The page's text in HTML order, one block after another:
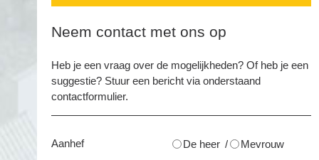
Neem contact met ons op
Heb je een vraag over de mogelijkheden? Of heb je een
suggestie? Stuur een bericht via onderstaand
contactformulier.
Aanhef De heer / Mevrouw